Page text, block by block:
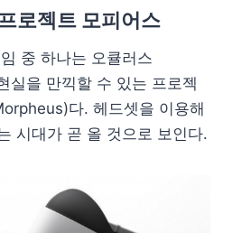
로젝트 모피어스
중 하나는 오큘러스
실을 만끽할 수 있는 프로젝
다. 헤드셋을 이용해
시대가 곧 올 것으로 보인다.